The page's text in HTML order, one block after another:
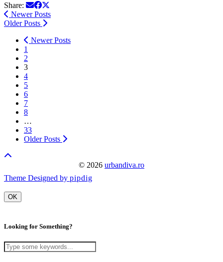
Share:
Newer Posts
Older Posts
Newer Posts
1
2
3
4
5
6
7
8
…
33
Older Posts
© 2026 urbandiva.ro
Theme Designed by pipdig
OK
Looking for Something?